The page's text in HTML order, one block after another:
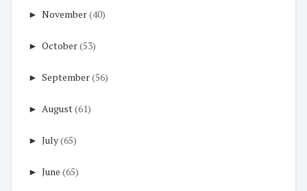
► November(40)
► October(53)
► September(56)
► August(61)
► July(65)
► June (65)